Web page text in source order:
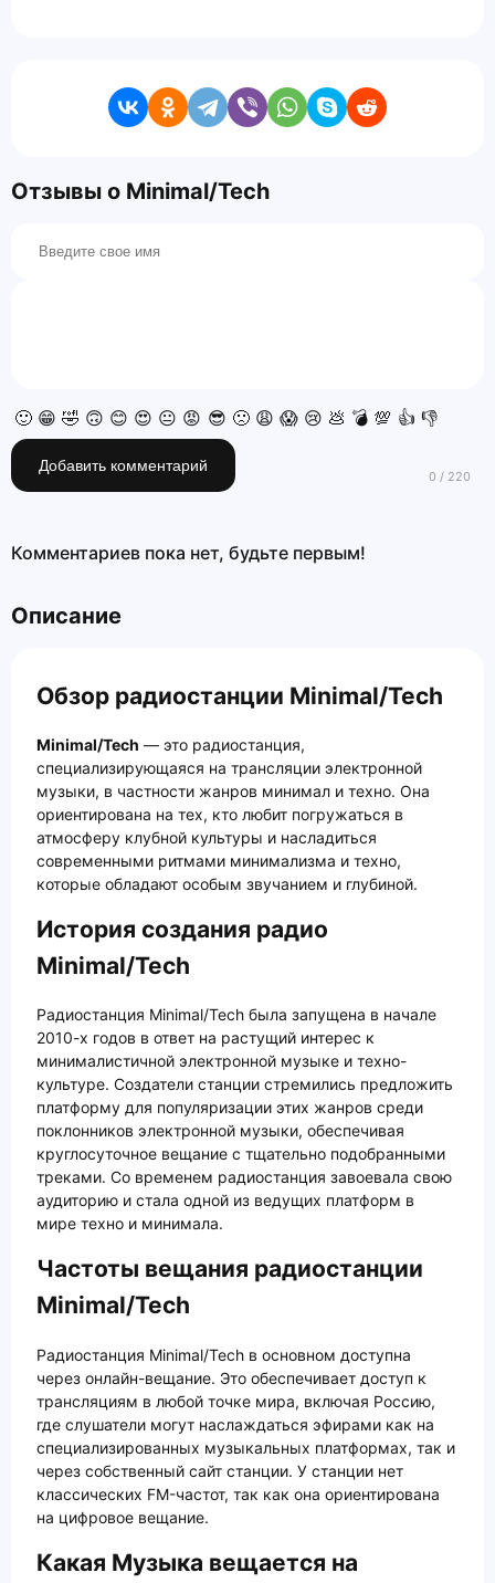
Отзывы о Minimal/Tech
🙂 😁 🤣 🙃 😊 😍 😐 😡 😎 🙁 😩 😱 😢 💩 💣 💯 👍 👎
Добавить комментарий
Комментариев пока нет, будьте первым!
Описание
Обзор радиостанции Minimal/Tech
Minimal/Tech — это радиостанция,
специализирующаяся на трансляции электронной
музыки, в частности жанров минимал и техно. Она
ориентирована на тех, кто любит погружаться в
атмосферу клубной культуры и насладиться
современными ритмами минимализма и техно,
которые обладают особым звучанием и глубиной.
История создания радио
Minimal/Tech
Радиостанция Minimal/Tech была запущена в начале
2010-х годов в ответ на растущий интерес к
минималистичной электронной музыке и техно-
культуре. Создатели станции стремились предложить
платформу для популяризации этих жанров среди
поклонников электронной музыки, обеспечивая
круглосуточное вещание с тщательно подобранными
треками. Со временем радиостанция завоевала свою
аудиторию и стала одной из ведущих платформ в
мире техно и минимала.
Частоты вещания радиостанции
Minimal/Tech
Радиостанция Minimal/Tech в основном доступна
через онлайн-вещание. Это обеспечивает доступ к
трансляциям в любой точке мира, включая Россию,
где слушатели могут наслаждаться эфирами как на
специализированных музыкальных платформах, так и
через собственный сайт станции. У станции нет
классических FM-частот, так как она ориентирована
на цифровое вещание.
Какая Музыка вещается на